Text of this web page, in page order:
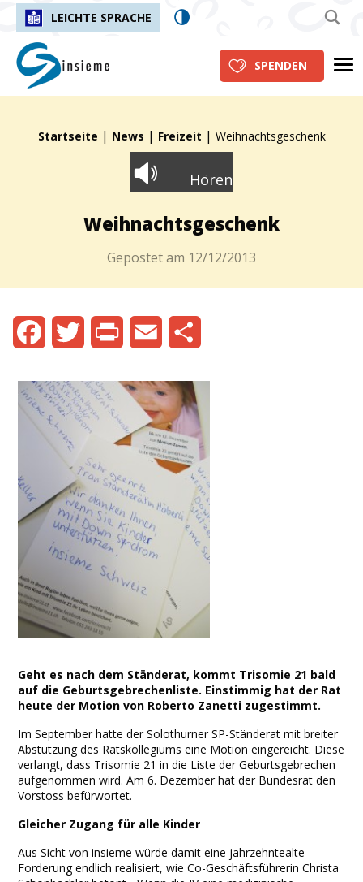
LEICHTE SPRACHE
insieme.ch
SPENDEN
Fil d'Ariane :
Startseite | News | Freizeit | Weihnachtsgeschenk
Hören
Weihnachtsgeschenk
Gepostet am 12/12/2013
Geht es nach dem Ständerat, kommt Trisomie 21 bald
auf die Geburtsgebrechenliste. Einstimmig hat der Rat
heute der Motion von Roberto Zanetti zugestimmt.
Im September hatte der Solothurner SP-Ständerat mit breiter
Abstützung des Ratskollegiums eine Motion eingereicht. Diese
verlangt, dass Trisomie 21 in die Liste der Geburtsgebrechen
aufgenommen wird. Am 6. Dezember hat der Bundesrat den
Vorstoss befürwortet.
Gleicher Zugang für alle Kinder
Aus Sicht von insieme würde damit eine jahrzehntealte
Forderung endlich realisiert, wie Co-Geschäftsführerin Christa